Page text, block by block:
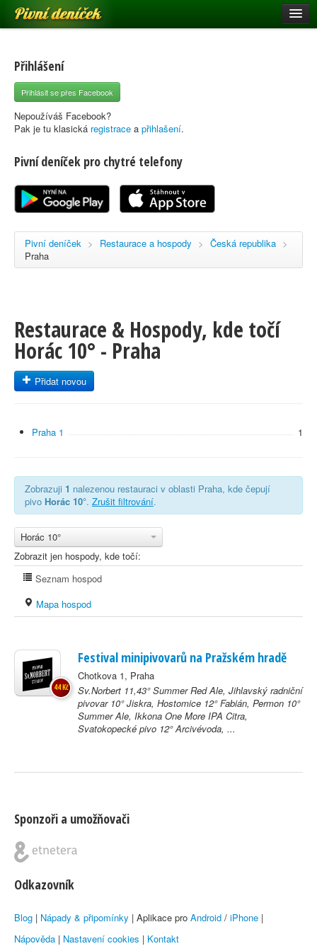
Pivní deníček
Pivní mapa
Pivní značky
Nápověda
Registrace
Přihlášení
Přihlásit se přes Facebook
Nepoužíváš Facebook?
Pak je tu klasická registrace a přihlašení.
Pivní deníček pro chytré telefony
Pivní deníček > Restaurace a hospody > Česká republika >
Praha
Restaurace & Hospody, kde točí
Horác 10° - Praha
Přidat novou
Praha 1 1
Zobrazuji 1 nalezenou restauraci v oblasti Praha, kde čepují
pivo Horác 10°. Zrušit filtrování.
Horác 10°
Zobrazit jen hospody, kde točí:
Seznam hospod
Mapa hospod
Festival minipivovarů na Pražském hradě
Chotkova 1, Praha
Sv.Norbert 11,43° Summer Red Ale, Jihlavský radniční
pivovar 10° Jiskra, Hostomice 12° Fabián, Permon 10°
Summer Ale, Ikkona One More IPA Citra,
Svatokopecké pivo 12° Arcivévoda, ...
44 Kč
Sponzoři a umožňovači
Odkazovník
Blog | Nápady & připomínky | Aplikace pro Android / iPhone |
Nápověda | Nastavení cookies | Kontakt